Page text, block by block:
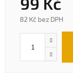
82 Kč bez DPH